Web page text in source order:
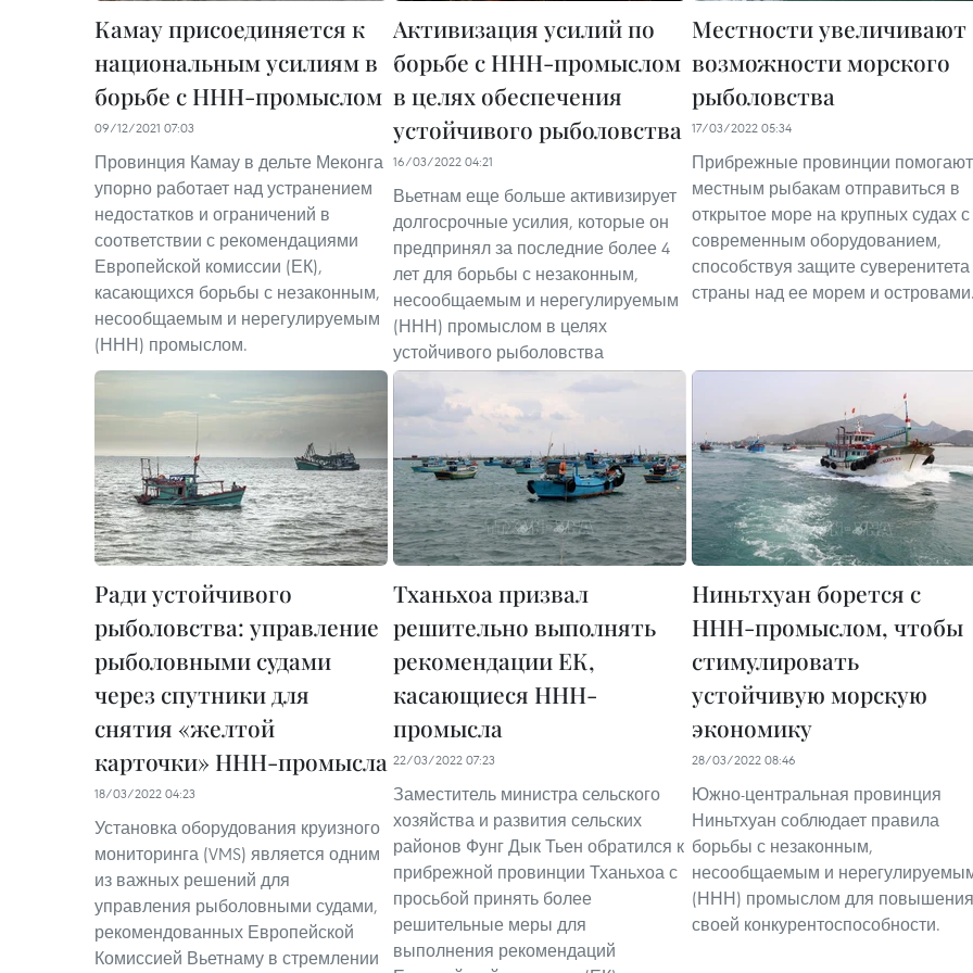
Камау присоединяется к
национальным усилиям в
борьбе с ННН-промыслом
09/12/2021 07:03
Провинция Камау в дельте Меконга
упорно работает над устранением
недостатков и ограничений в
соответствии с рекомендациями
Европейской комиссии (ЕК),
касающихся борьбы с незаконным,
несообщаемым и нерегулируемым
(ННН) промыслом.
Активизация усилий по
борьбе с ННН-промыслом
в целях обеспечения
устойчивого рыболовства
16/03/2022 04:21
Вьетнам еще больше активизирует
долгосрочные усилия, которые он
предпринял за последние более 4
лет для борьбы с незаконным,
несообщаемым и нерегулируемым
(ННН) промыслом в целях
устойчивого рыболовства
Местности увеличивают
возможности морского
рыболовства
17/03/2022 05:34
Прибрежные провинции помогают
местным рыбакам отправиться в
открытое море на крупных судах с
современным оборудованием,
способствуя защите суверенитета
страны над ее морем и
Ради устойчивого
рыболовства: управление
рыболовными судами
через спутники для
снятия «желтой
карточки» ННН-промысла
18/03/2022 04:23
Установка оборудования круизного
мониторинга (VMS) является одним
из важных решений для
управления рыболовными судами,
рекомендованных Европейской
Комиссией Вьетнаму в стремлении
Тханьхоа призвал
решительно выполнять
рекомендации ЕК,
касающиеся ННН-
промысла
22/03/2022 07:23
Заместитель министра сельского
хозяйства и развития сельских
районов Фунг Дык Тьен обратился к
прибрежной провинции Тханьхоа с
просьбой принять более
решительные меры для
выполнения рекомендаций
Ниньтхуан борется с
ННН-промыслом, чтобы
стимулировать
устойчивую морскую
экономику
28/03/2022 08:46
Южно-центральная провинция
Ниньтхуан соблюдает правила
борьбы с незаконным,
несообщаемым и
(ННН) промыслом для повышения
своей конкурентоспособности.